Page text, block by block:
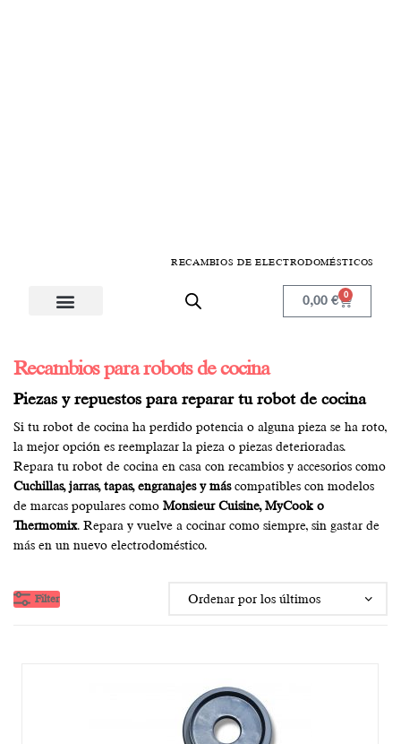
RECAMBIOS DE ELECTRODOMÉSTICOS
0,00€ 0
Recambios para robots de cocina
Piezas y repuestos para reparar tu robot de cocina
Si tu robot de cocina ha perdido potencia o alguna pieza se ha roto,
la mejor opción es reemplazar la pieza o piezas deterioradas.
Repara tu robot de cocina en casa con recambios y accesorios como
Cuchillas, jarras, tapas, engranajes y máscompatibles con modelos
de marcas populares como Monsieur Cuisine, MyCook o
Thermomix. Repara y vuelve a cocinar como siempre, sin gastar de
más en un nuevo electrodoméstico.
Filter